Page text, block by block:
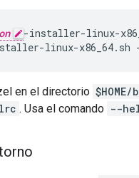
-installer-linux-
linux-x86_64.sh
en el directorio $HOME/
. Usa el comando --